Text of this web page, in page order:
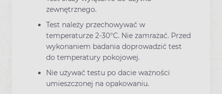
zewnętrznego.
Test należy przechowywać w
temperaturze 2-30°C. Nie zamrażać. Przed
wykonaniem badania doprowadzić test
do temperatury pokojowej.
Nie używać testu po dacie ważności
umieszczonej na opakowaniu.